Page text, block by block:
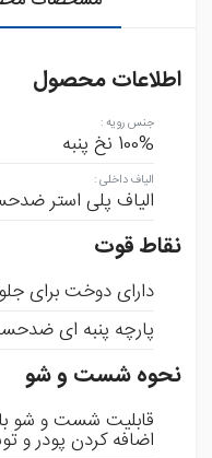
اطلاعات محصول
جنس رویه:
100% نخ پنبه
الیاف داخلی:
الیاف پلی استر
نقاط قوت
دارای دوخت برای
پارچه پنبه ای
نحوه شست و شو
قابلیت شست و شو
اضافه کردن پودر و